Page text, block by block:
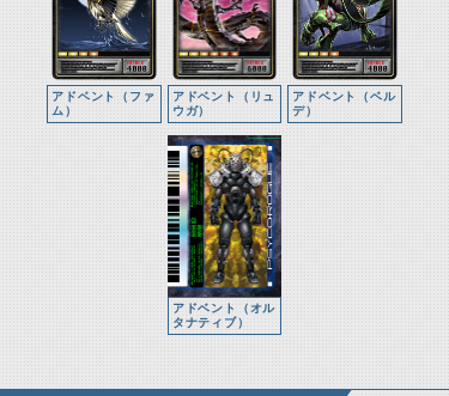
アドベント（ファ
ム）
アドベント（リュ
ウガ）
アドベント（ベル
デ）
アドベント（オル
タナティブ）